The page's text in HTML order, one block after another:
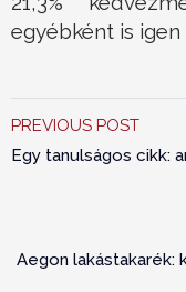
egyébként is
PREVIOUS POST
Egy tanulságos cikk:
Aegon lakástakarék: